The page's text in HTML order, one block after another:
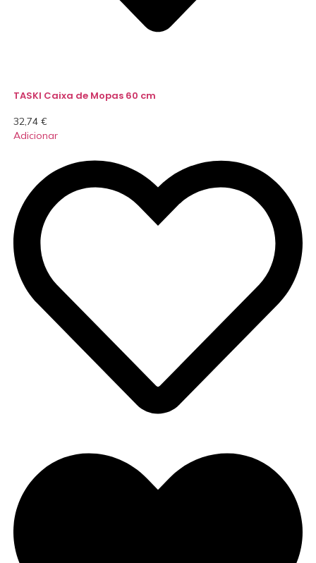
TASKI Caixa de Mopas 60 cm
32,74 €
Adicionar